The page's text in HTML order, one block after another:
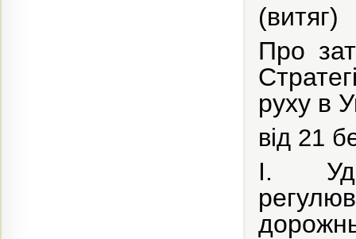
(витяг)
Про
руху в
від 21
I.